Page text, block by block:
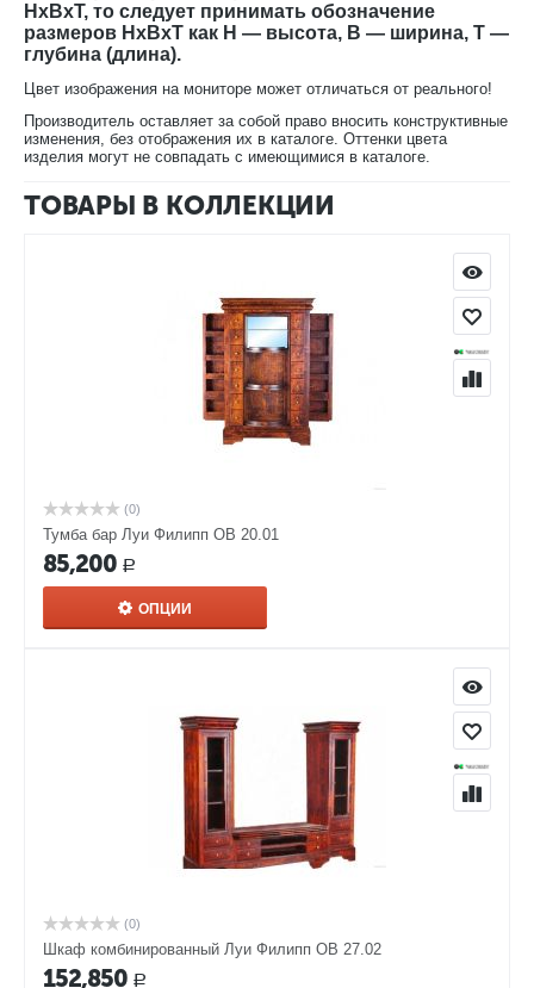
натурального массива ольхи.
Выпускается в пяти вариантах окраски:
вишня;
лесной орех;
орех;
белая эмаль.
В нашем интернет-магазине Вы можете купить Зеркало Луи
Филипп ОВ 05.02 в любой расцветке с доставкой
HxBxT, то следует принимать обозначение
размеров HxBxT как H — высота, B — ширина, T —
глубина (длина).
Цвет изображения на мониторе может отличаться от реального!
Производитель оставляет за собой право вносить конструктивные
изменения, без отображения их в каталоге. Оттенки цвета
изделия могут не совпадать с имеющимися в каталоге.
ТОВАРЫ В КОЛЛЕКЦИИ
(0)
Тумба бар Луи Филипп ОВ 20.01
85,200 Р
ОПЦИИ
(0)
Шкаф комбинированный Луи Филипп ОВ 27.02
152,850 Р